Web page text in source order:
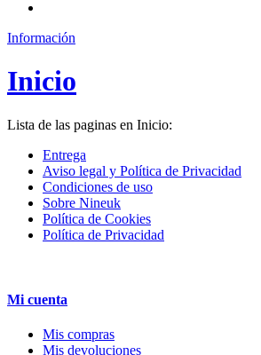
Información
Inicio
Lista de las paginas en Inicio:
Entrega
Aviso legal y Política de Privacidad
Condiciones de uso
Sobre Nineuk
Política de Cookies
Política de Privacidad
Mi cuenta
Mis compras
Mis devoluciones